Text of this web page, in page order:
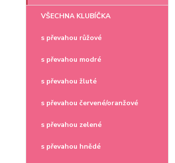
VŠECHNA KLUBÍČKA
s převahou růžové
s převahou modré
s převahou žluté
s převahou červené/oranžové
s převahou zelené
s převahou hnědé